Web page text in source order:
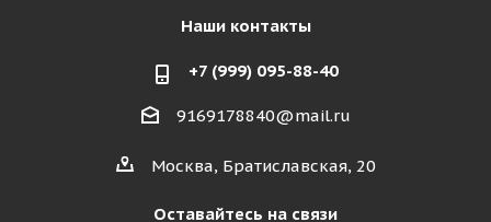
Наши контакты
+7 (999) 095-88-40
9169178840@mail.ru
Москва, Братиславская, 20
Оставайтесь на связи